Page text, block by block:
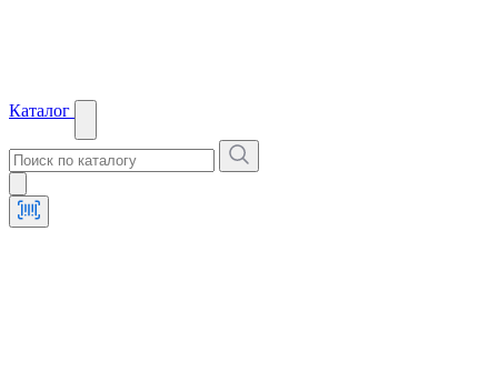
Каталог